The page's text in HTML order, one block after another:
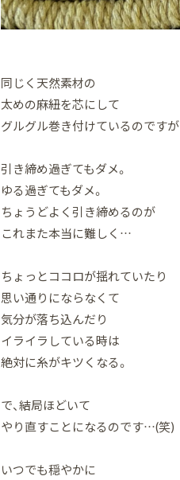
同じく天然素材の
太めの麻紐を芯にして
グルグル巻き付けているのですが
引き締め過ぎてもダメ。
ゆる過ぎてもダメ。
ちょうどよく引き締めるのが
これまた本当に難しく…
ちょっとココロが揺れていたり
思い通りにならなくて
気分が落ち込んだり
イライラしている時は
絶対に糸がキツくなる。
で、結局ほどいて
やり直すことになるのです…(笑)
いつでも穏やかに